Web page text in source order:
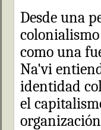
Desde una
como una
Na'vi
identidad
el